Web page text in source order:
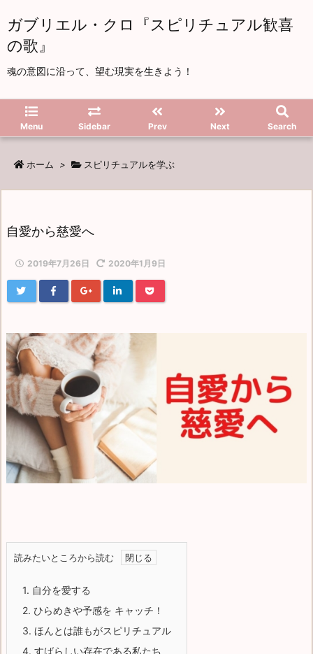
ガブリエル・クロ『スピリチュアル歓喜
の歌』
魂の意図に沿って、望む現実を生きよう！
Menu Sidebar Prev Next Search
ホーム > スピリチュアルを学ぶ
自愛から慈愛へ
2019年7月26日 2020年1月9日
読みたいところから読む
1. 自分を愛する
2. ひらめきや予感を キャッチ！
3. ほんとは誰もがスピリチュアル
4. すばらしい存在である私たち